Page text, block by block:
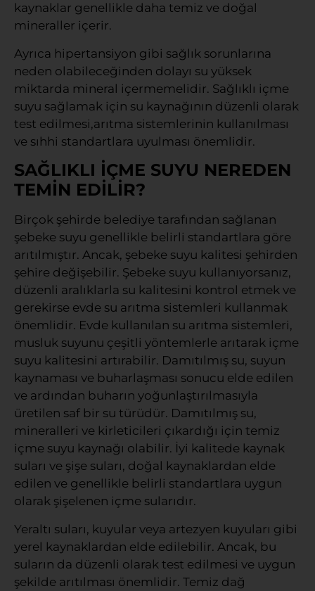
kaynaklar genellikle daha temiz ve doğal
mineraller içerir.
Ayrıca hipertansiyon gibi sağlık sorunlarına
neden olabileceğinden dolayı su yüksek
miktarda mineral içermemelidir. Sağlıklı içme
suyu sağlamak için su kaynağının düzenli olarak
test edilmesi,arıtma sistemlerinin kullanılması
ve sıhhi standartlara uyulması önemlidir.
SAĞLIKLI İÇME SUYU NEREDEN
TEMİN EDİLİR?
Birçok şehirde belediye tarafından sağlanan
şebeke suyu genellikle belirli standartlara göre
arıtılmıştır. Ancak, şebeke suyu kalitesi şehirden
şehire değişebilir. Şebeke suyu kullanıyorsanız,
düzenli aralıklarla su kalitesini kontrol etmek ve
gerekirse evde su arıtma sistemleri kullanmak
önemlidir. Evde kullanılan su arıtma sistemleri,
musluk suyunu çeşitli yöntemlerle arıtarak içme
suyu kalitesini artırabilir. Damıtılmış su, suyun
kaynaması ve buharlaşması sonucu elde edilen
ve ardından buharın yoğunlaştırılmasıyla
üretilen saf bir su türüdür. Damıtılmış su,
mineralleri ve kirleticileri çıkardığı için temiz
içme suyu kaynağı olabilir. İyi kalitede kaynak
suları ve şişe suları, doğal kaynaklardan elde
edilen ve genellikle belirli standartlara uygun
olarak şişelenen içme sularıdır.
Yeraltı suları, kuyular veya artezyen kuyuları gibi
yerel kaynaklardan elde edilebilir. Ancak, bu
suların da düzenli olarak test edilmesi ve uygun
şekilde arıtılması önemlidir. Temiz dağ